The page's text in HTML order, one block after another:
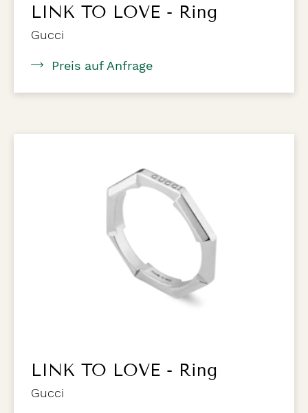
LINK TO LOVE - Ring
Gucci
Preis auf Anfrage
LINK TO LOVE - Ring
Gucci